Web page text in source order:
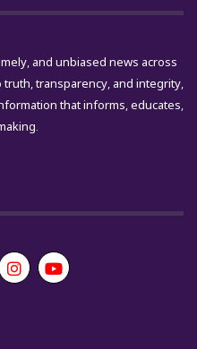
and unbiased news across
transparency, and integrity,
that informs, educates,